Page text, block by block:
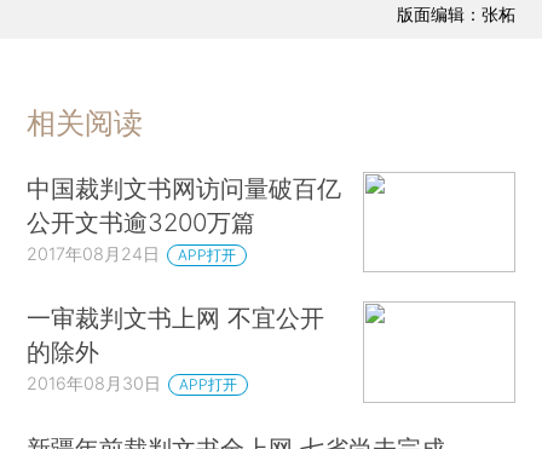
版面编辑：张柘
相关阅读
中国裁判文书网访问量破百亿
公开文书逾3200万篇
2017年08月24日 APP打开
一审裁判文书上网 不宜公开
的除外
2016年08月30日 APP打开